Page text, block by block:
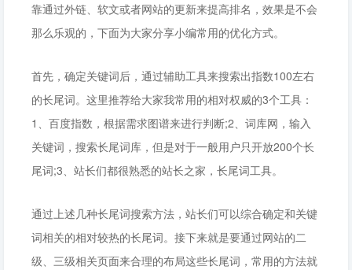
靠通过外链、软文或者网站的更新来提高排名，效果是不会
那么乐观的，下面为大家分享小编常用的优化方式。
首先，确定关键词后，通过辅助工具来搜索出指数100左右
的长尾词。这里推荐给大家我常用的相对权威的3个工具：
1、百度指数，根据需求图谱来进行判断;2、词库网，输入
关键词，搜索长尾词库，但是对于一般用户只开放200个长
尾词;3、站长们都很熟悉的站长之家，长尾词工具。
通过上述几种长尾词搜索方法，站长们可以综合确定和关键
词相关的相对较热的长尾词。接下来就是要通过网站的二
级、三级相关页面来合理的布局这些长尾词，常用的方法就